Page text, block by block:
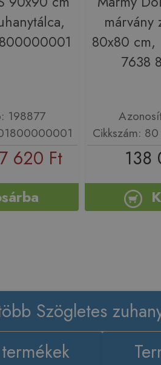
198877
620 Ft
márvány
80x80 cm,
7638
Cikkszám:
138
Szögletes